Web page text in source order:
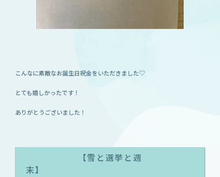
こんなに素敵なお誕生日祝金をいただきました♡
とても嬉しかったです！
ありがとうございました！
【雪と選挙と週
末